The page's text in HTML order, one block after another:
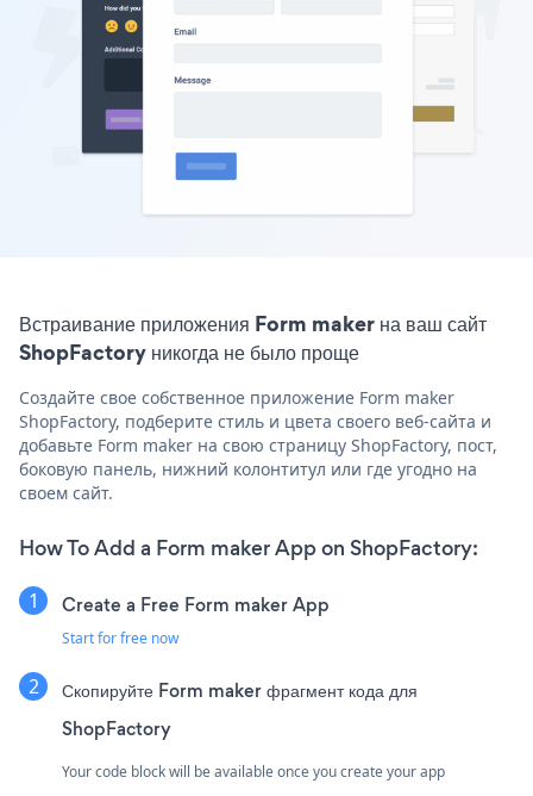
Встраивание приложения Form maker на ваш сайт
ShopFactory никогда не было проще
Создайте свое собственное приложение Form maker
ShopFactory, подберите стиль и цвета своего веб-сайта и
добавьте Form maker на свою страницу ShopFactory, пост,
боковую панель, нижний колонтитул или где угодно на
своем сайт.
How To Add a Form maker App on ShopFactory:
Create a Free Form maker App
Start for free now
Скопируйте Form maker фрагмент кода для
ShopFactory
Your code block will be available once you create your app